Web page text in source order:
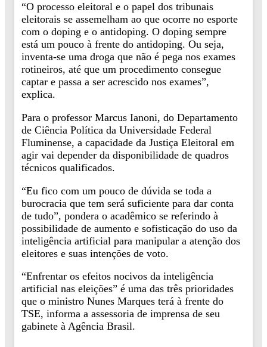
“O processo eleitoral e o papel dos tribunais
eleitorais se assemelham ao que ocorre no esporte
com o doping e o antidoping. O doping sempre
está um pouco à frente do antidoping. Ou seja,
inventa-se uma droga que não é pega nos exames
rotineiros, até que um procedimento consegue
captar e passa a ser acrescido nos exames”,
explica.
Para o professor Marcus Ianoni, do Departamento
de Ciência Política da Universidade Federal
Fluminense, a capacidade da Justiça Eleitoral em
agir vai depender da disponibilidade de quadros
técnicos qualificados.
“Eu fico com um pouco de dúvida se toda a
burocracia que tem será suficiente para dar conta
de tudo”, pondera o acadêmico se referindo à
possibilidade de aumento e sofisticação do uso da
inteligência artificial para manipular a atenção dos
eleitores e suas intenções de voto.
“Enfrentar os efeitos nocivos da inteligência
artificial nas eleições” é uma das três prioridades
que o ministro Nunes Marques terá à frente do
TSE, informa a assessoria de imprensa de seu
gabinete à Agência Brasil.